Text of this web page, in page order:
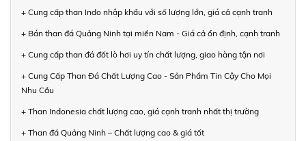
+ Cung cấp than Indo nhập khẩu với số lượng lớn, giá cả cạnh tranh
+ Bán than đá Quảng Ninh tại miền Nam - Giá cả ổn định, cạnh tranh
+ Cung cấp than đá đốt lò hơi uy tín chất lượng, giao hàng tận nơi
+ Cung Cấp Than Đá Chất Lượng Cao - Sản Phẩm Tin Cậy Cho Mọi
Nhu Cầu
+ Than Indonesia chất lượng cao, giá cạnh tranh nhất thị trường
+ Than đá Quảng Ninh – Chất lượng cao & giá tốt